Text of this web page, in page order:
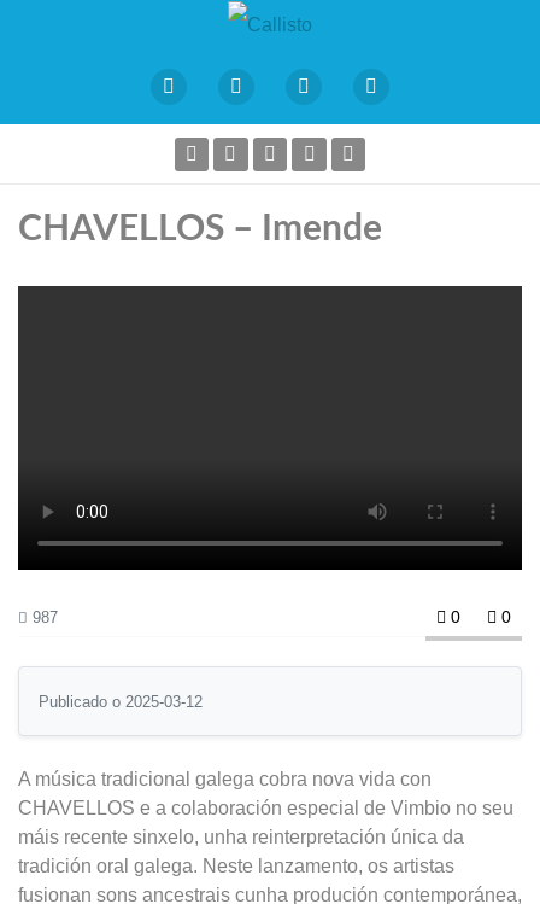
CHAVELLOS – Imende
987 0 0
Publicado o 2025-03-12
A música tradicional galega cobra nova vida con
CHAVELLOS e a colaboración especial de Vimbio no seu
máis recente sinxelo, unha reinterpretación única da
tradición oral galega. Neste lanzamento, os artistas
fusionan sons ancestrais cunha produción contemporánea,